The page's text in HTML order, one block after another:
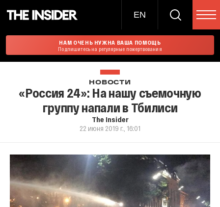
EN
НАМ ОЧЕНЬ НУЖНА ВАША ПОМОЩЬ
Подпишитесь на регулярные пожертвования
НОВОСТИ
«Россия 24»: На нашу съемочную
группу напали в Тбилиси
The Insider
22 июня 2019 г., 16:01